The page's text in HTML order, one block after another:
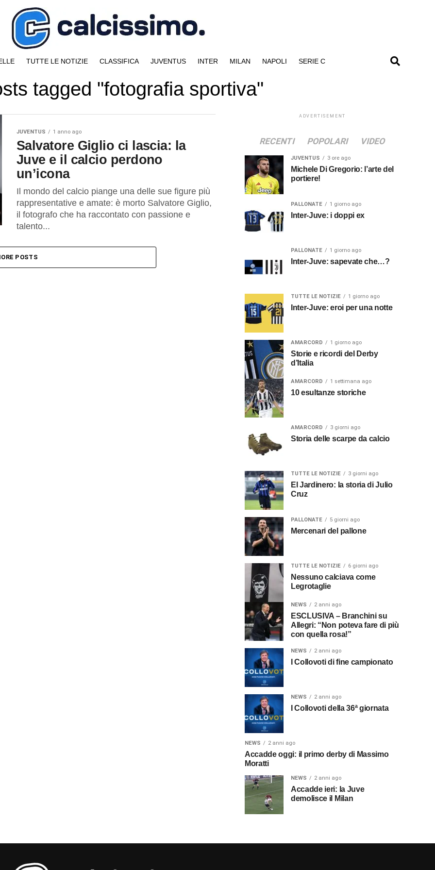
TUTTE LE NOTIZIE CLASSIFICA JUVENTUS INTER MILAN NAPOLI SERIE C
tagged "fotografia sportiva"
JUVENTUS 1 anno ago
Salvatore Giglio ci lascia: la
Juve e il calcio perdono
un’icona
Il mondo del calcio piange una delle sue figure più
rappresentative e amate: è morto Salvatore Giglio,
il fotografo che ha raccontato con passione e
talento...
POSTS
ADVERTISEMENT
RECENTI POPOLARI VIDEO
JUVENTUS 3 ore ago
Michele Di Gregorio: l’arte del
portiere!
PALLONATE 1 giorno ago
Inter-Juve: i doppi ex
PALLONATE 1 giorno ago
Inter-Juve: sapevate che…?
TUTTE LE NOTIZIE 1 giorno ago
Inter-Juve: eroi per una notte
AMARCORD 1 giorno ago
Storie e ricordi del Derby
d’Italia
AMARCORD 1 settimana ago
10 esultanze storiche
AMARCORD 3 giorni ago
Storia delle scarpe da calcio
TUTTE LE NOTIZIE 3 giorni ago
El Jardinero: la storia di Julio
Cruz
PALLONATE 5 giorni ago
Mercenari del pallone
TUTTE LE NOTIZIE 6 giorni ago
Nessuno calciava come
Legrotaglie
NEWS 2 anni ago
ESCLUSIVA – Branchini su
Allegri: “Non poteva fare di più
con quella rosa!”
NEWS 2 anni ago
I Collovoti di fine campionato
NEWS 2 anni ago
I Collovoti della 36ª giornata
NEWS 2 anni ago
Accadde oggi: il primo derby di Massimo
Moratti
NEWS 2 anni ago
Accadde ieri: la Juve
demolisce il Milan